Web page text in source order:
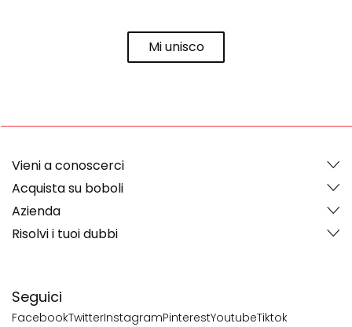
Mi unisco
Seguici
FacebookTwitterInstagramPinterestYoutubeTiktok
Vieni a conoscerci
Acquista su boboli
Azienda
Risolvi i tuoi dubbi